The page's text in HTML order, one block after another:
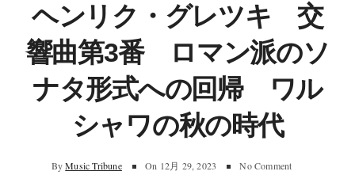
ヘンリク・グレツキ 交
響曲第3番 ロマン派のソ
ナタ形式への回帰 ワル
シャワの秋の時代
By Music Tribune On 12月 29, 2023 No Comment